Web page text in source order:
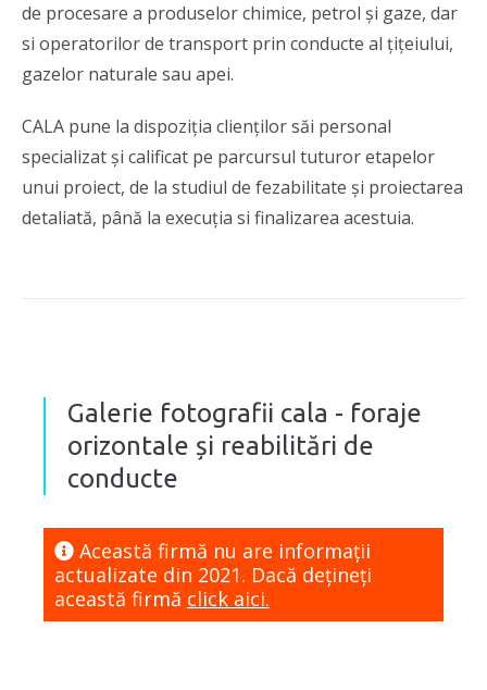
de procesare a produselor chimice, petrol și gaze, dar
si operatorilor de transport prin conducte al țițeiului,
gazelor naturale sau apei.
CALA pune la dispoziția clienților săi personal
specializat și calificat pe parcursul tuturor etapelor
unui proiect, de la studiul de fezabilitate și proiectarea
detaliată, până la execuția si finalizarea acestuia.
Galerie fotografii cala - foraje
orizontale și reabilitări de
conducte
Această firmă nu are informaţii
actualizate din 2021. Dacă dețineți
această firmă click aici.